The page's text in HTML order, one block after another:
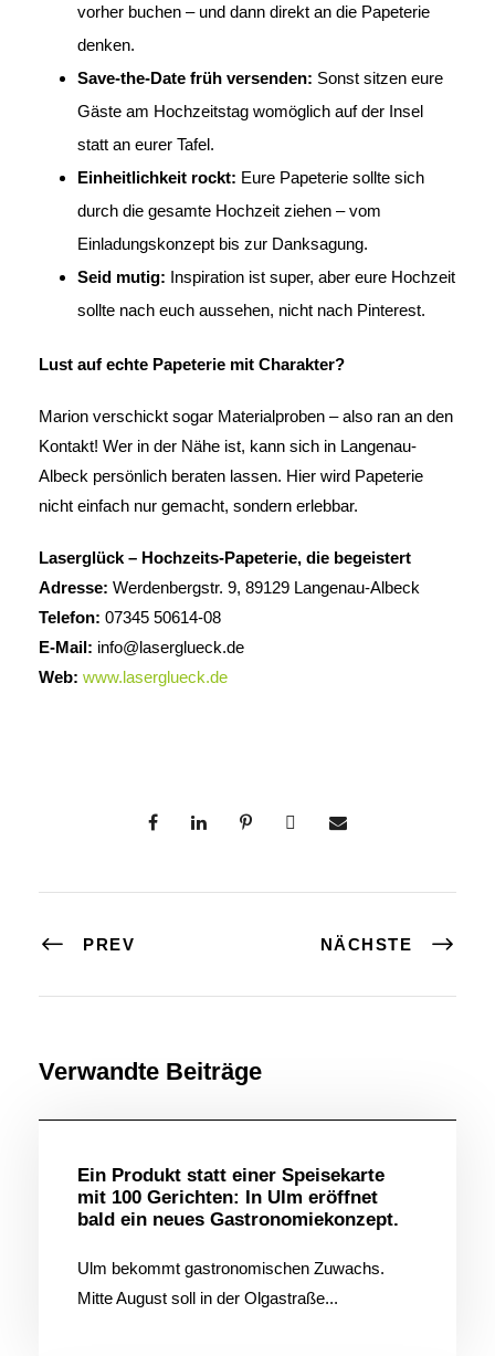
vorher buchen – und dann direkt an die Papeterie
denken.
Save-the-Date früh versenden: Sonst sitzen eure
Gäste am Hochzeitstag womöglich auf der Insel
statt an eurer Tafel.
Einheitlichkeit rockt: Eure Papeterie sollte sich
durch die gesamte Hochzeit ziehen – vom
Einladungskonzept bis zur Danksagung.
Seid mutig: Inspiration ist super, aber eure Hochzeit
sollte nach euch aussehen, nicht nach Pinterest.
Lust auf echte Papeterie mit Charakter?
Marion verschickt sogar Materialproben – also ran an den
Kontakt! Wer in der Nähe ist, kann sich in Langenau-
Albeck persönlich beraten lassen. Hier wird Papeterie
nicht einfach nur gemacht, sondern erlebbar.
Laserglück – Hochzeits-Papeterie, die begeistert
Adresse: Werdenbergstr. 9, 89129 Langenau-Albeck
Telefon: 07345 50614-08
E-Mail: info@laserglueck.de
Web: www.laserglueck.de
PREV NÄCHSTE
Verwandte Beiträge
Ein Produkt statt einer Speisekarte
mit 100 Gerichten: In Ulm eröffnet
bald ein neues Gastronomiekonzept.
Ulm bekommt gastronomischen Zuwachs.
Mitte August soll in der Olgastraße...